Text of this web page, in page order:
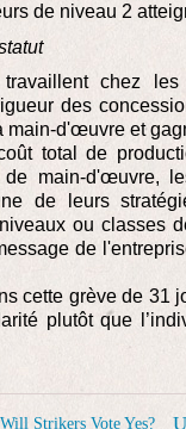
de niveau 2
chez
des
main-d'œuvre et
total de
main-d'œuvre,
de leurs
ou classes
de
cette grève de 31
plutôt que